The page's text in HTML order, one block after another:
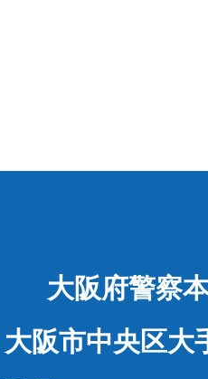
大阪府警察
阪市中央区大